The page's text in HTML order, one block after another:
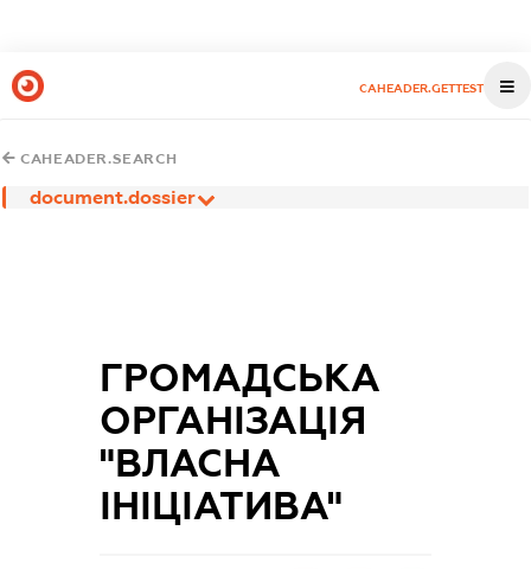
CAHEADER.GETTEST
CAHEADER.SEARCH
document.dossier
ГРОМАДСЬКА
ОРГАНІЗАЦІЯ
"ВЛАСНА
ІНІЦІАТИВА"